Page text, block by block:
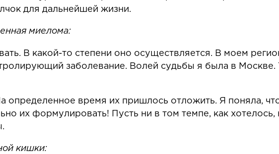
для дальнейшей жизни.
миелома:
В какой-то степени оно осуществляется. В моем
заболевание. Волей судьбы я была в
определенное время их пришлось отложить. Я поняла,
их формулировать! Пусть ни в том темпе, как
кишки: